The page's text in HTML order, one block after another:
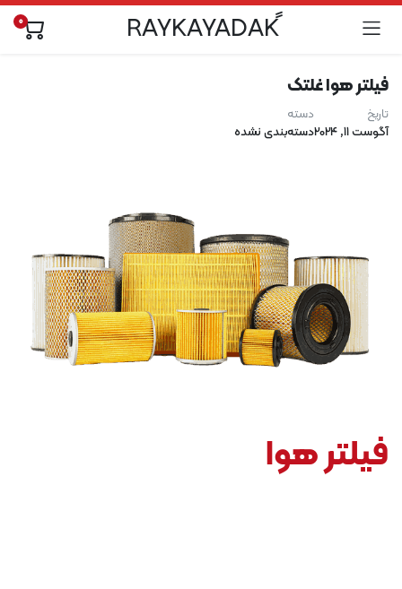
ًRAYKAYADAK 0
فیلتر هوا غلتک
تاریخ
آگوست 11, 2024
دسته
دسته‌بندی نشده
فیلتر هوا